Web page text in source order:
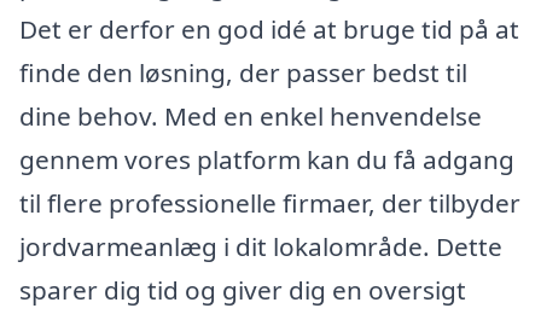
Det er derfor en god idé at bruge tid på at
finde den løsning, der passer bedst til
dine behov. Med en enkel henvendelse
gennem vores platform kan du få adgang
til flere professionelle firmaer, der tilbyder
jordvarmeanlæg i dit lokalområde. Dette
sparer dig tid og giver dig en oversigt